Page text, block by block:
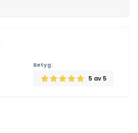
Betyg:
5 av 5